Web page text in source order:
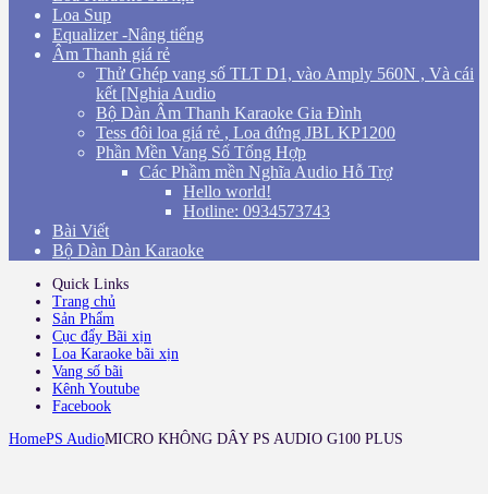
Loa Sup
Equalizer -Nâng tiếng
Âm Thanh giá rẻ
Thử Ghép vang số TLT D1, vào Amply 560N , Và cái
kết [Nghia Audio
Bộ Dàn Âm Thanh Karaoke Gia Đình
Tess đôi loa giá rẻ , Loa đứng JBL KP1200
Phần Mền Vang Số Tổng Hợp
Các Phầm mền Nghĩa Audio Hỗ Trợ
Hello world!
Hotline: 0934573743
Bài Viết
Bộ Dàn Dàn Karaoke
Quick Links
Trang chủ
Sản Phẩm
Cục đẩy Bãi xịn
Loa Karaoke bãi xịn
Vang số bãi
Kênh Youtube
Facebook
HomePS AudioMICRO KHÔNG DÂY PS AUDIO G100 PLUS